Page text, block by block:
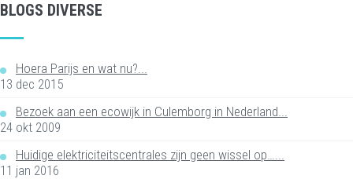
BLOGS DIVERSE
Hoera Parijs en wat nu?...
13 dec 2015
Bezoek aan een ecowijk in Culemborg in Nederland...
24 okt 2009
Huidige elektriciteitscentrales zijn geen wissel op…...
11 jan 2016